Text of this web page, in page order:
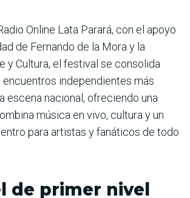
Online Lata Parará, con el apoyo
de Fernando de la Mora y la
y Cultura, el festival se consolida
independientes más
escena nacional, ofreciendo una
música en vivo, cultura y un
para artistas y fanáticos de todo
de primer nivel